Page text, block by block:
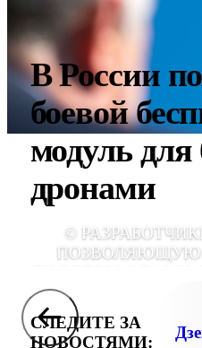
В России
боевой
модуль
дронами
©
ПОЗВОЛЯЮЩУЮ
СЛЕДИТЕ ЗА
НОВОСТЯМИ: